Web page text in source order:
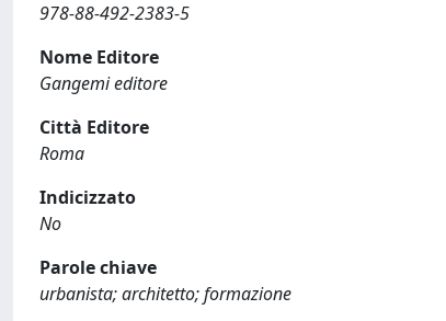
978-88-492-2383-5
Nome Editore
Gangemi editore
Città Editore
Roma
Indicizzato
No
Parole chiave
urbanista; architetto; formazione